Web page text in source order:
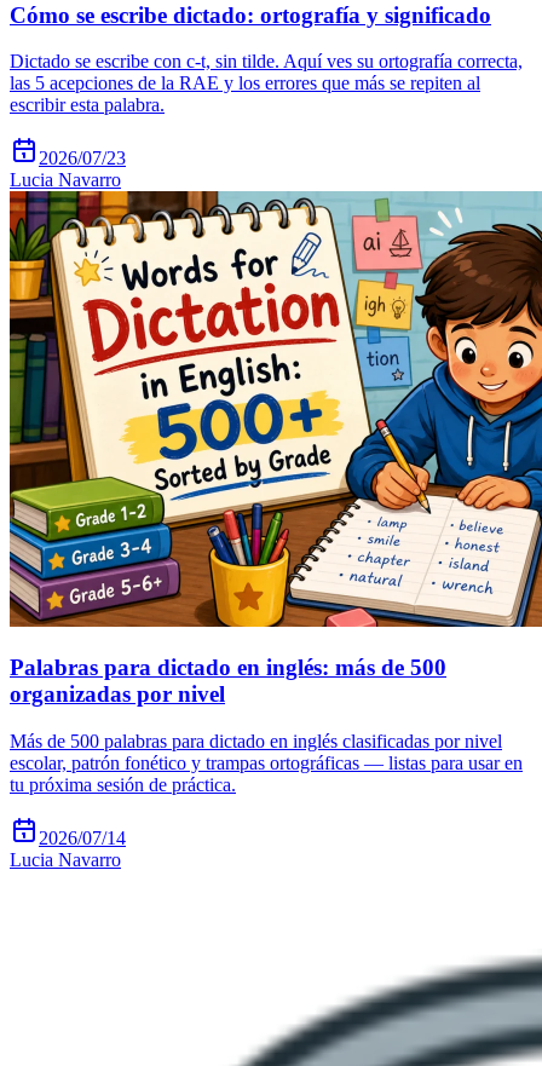
Cómo se escribe dictado: ortografía y significado
Dictado se escribe con c-t, sin tilde. Aquí ves su ortografía correcta,
las 5 acepciones de la RAE y los errores que más se repiten al
escribir esta palabra.
2026/07/23
Lucia Navarro
Palabras para dictado en inglés: más de 500
organizadas por nivel
Más de 500 palabras para dictado en inglés clasificadas por nivel
escolar, patrón fonético y trampas ortográficas — listas para usar en
tu próxima sesión de práctica.
2026/07/14
Lucia Navarro